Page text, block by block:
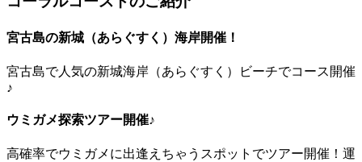
宮古島の新城（あらぐすく）海岸開催！
宮古島で人気の新城海岸（あらぐすく）ビーチでコース開催
♪
ウミガメ探索ツアー開催♪
高確率でウミガメに出逢えちゃうスポットでツアー開催！運